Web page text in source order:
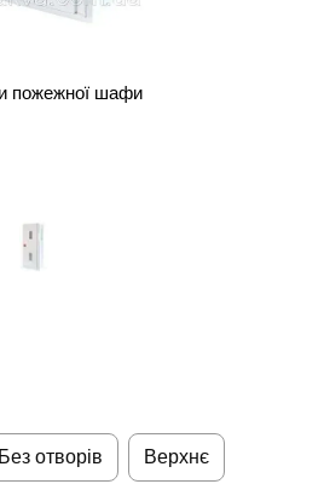
пожежної шафи
Без отворів Верхнє